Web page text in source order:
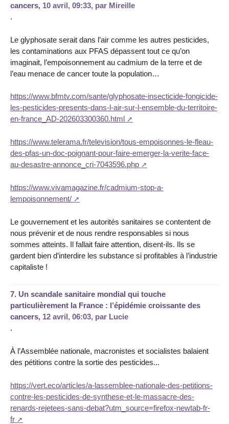
cancers, 10 avril, 09:33, par Mireille
.
Le glyphosate serait dans l’air comme les autres pesticides,
les contaminations aux PFAS dépassent tout ce qu’on
imaginait, l’empoisonnement au cadmium de la terre et de
l’eau menace de cancer toute la population…
https://www.bfmtv.com/sante/glyphosate-insecticide-fongicide-
les-pesticides-presents-dans-l-air-sur-l-ensemble-du-territoire-
en-france_AD-202603300360.html
https://www.telerama.fr/television/tous-empoisonnes-le-fleau-
des-pfas-un-doc-poignant-pour-faire-emerger-la-verite-face-
au-desastre-annonce_cri-7043596.php
https://www.vivamagazine.fr/cadmium-stop-a-
lempoisonnement/
Le gouvernement et les autorités sanitaires se contentent de
nous prévenir et de nous rendre responsables si nous
sommes atteints. Il fallait faire attention, disent-ils. Ils se
gardent bien d’interdire les substance si profitables à l’industrie
capitaliste !
7. Un scandale sanitaire mondial qui touche
particulièrement la France : l’épidémie croissante des
cancers, 12 avril, 06:03, par Lucie
.
À l’Assemblée nationale, macronistes et socialistes balaient
des pétitions contre la sortie des pesticides...
https://vert.eco/articles/a-lassemblee-nationale-des-petitions-
contre-les-pesticides-de-synthese-et-le-massacre-des-
renards-rejetees-sans-debat?utm_source=firefox-newtab-fr-
fr